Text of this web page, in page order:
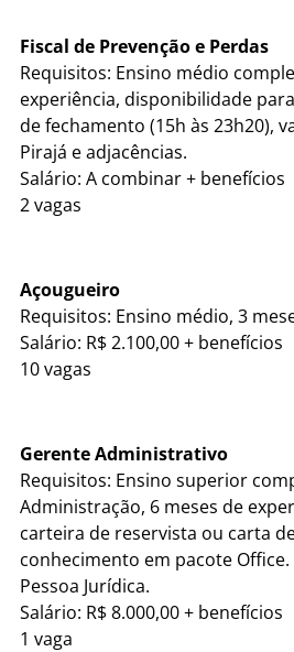
Fiscal de Prevenção e Perdas
Requisitos: Ensino médio
experiência, disponibilidade
de fechamento (15h às 23h20),
Pirajá e adjacências.
Salário: A combinar + benefícios
2 vagas
Açougueiro
Requisitos: Ensino médio, 3
Salário: R$ 2.100,00 + benefícios
10 vagas
Gerente Administrativo
Requisitos: Ensino superior
Administração, 6 meses de
carteira de reservista ou carta
conhecimento em pacote
Pessoa Jurídica.
Salário: R$ 8.000,00 + benefícios
1 vaga